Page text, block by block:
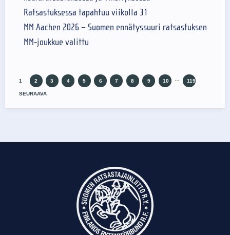
Ratsastuksessa tapahtuu viikolla 31
MM Aachen 2026 – Suomen ennätyssuuri ratsastuksen
MM-joukkue valittu
1 2 3 4 5 6 7 8 9 10 119
SEURAAVA